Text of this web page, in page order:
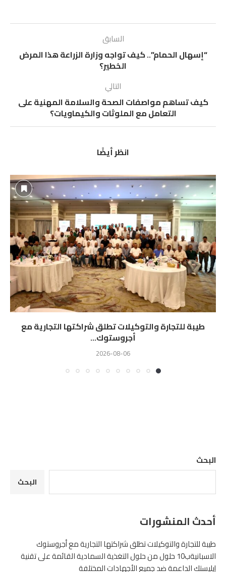
السابق
“إسهال الحمام”.. كيف تواجه وزارة الزراعة هذا المرض
الخطير؟
التالي
كيف تساهم مواصفات الصحة والسلامة المهنية على
التعامل مع الملوثات والكيماويات؟
انظر أيضًا
طيبة للتجارة والتوكيلات تطلق شراكتها التجارية مع
أجروستوك...
2026-08-06
البحث
البحث
أحدث المنشورات
طيبة للتجارة والتوكيلات تطلق شراكتها التجارية مع أجروستوك
الاسبانيةب10 حلول من حلول التغذية السمادية القائمة على تقنية
إيليستك الداعمة ضد جميع الأجهادات المختلفة